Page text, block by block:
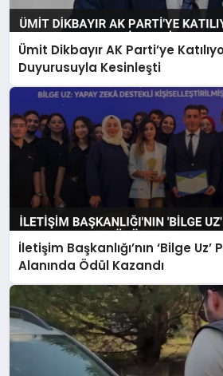
Ümit Dikbayır AK Parti’ye
Duyurusuyla Kesinleşti
İletişim Başkanlığı’nın ‘Bilge
Alanında Ödül Kazandı